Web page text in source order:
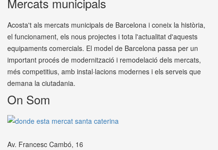
Acosta't als mercats municipals de Barcelona i coneix la història,
el funcionament, els nous projectes i tota l'actualitat d'aquests
equipaments comercials. El model de Barcelona passa per un
important procés de modernització i remodelació dels mercats,
més competitius, amb instal·lacions modernes i els serveis que
demana la ciutadania.
On Som
Av. Francesc Cambó, 16